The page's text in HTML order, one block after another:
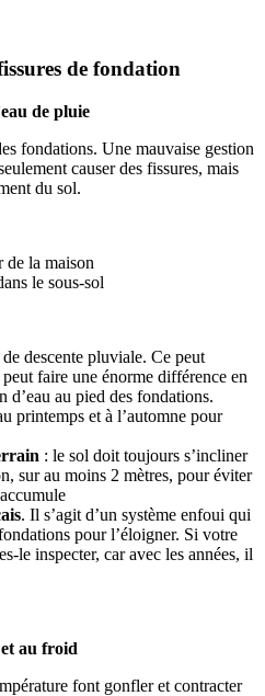
de fondation
de pluie
fondations. Une mauvaise gestion
causer des fissures, mais
du sol.
de la maison
le sous-sol
de descente pluviale. Ce peut
faire une énorme différence en
d’eau au pied des fondations.
printemps et à l’automne pour
: le sol doit toujours s’incliner
sur au moins 2 mètres, pour éviter
. Il s’agit d’un système enfoui qui
pour l’éloigner. Si votre
le inspecter, car avec les années, il
au froid
font gonfler et contracter